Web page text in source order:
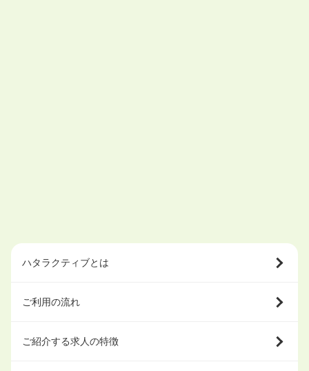
ハタラクティブとは
ご利用の流れ
ご紹介する求人の特徴